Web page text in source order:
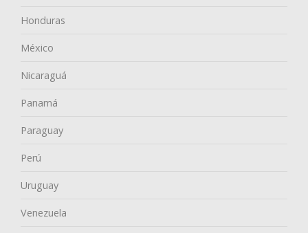
Honduras
México
Nicaraguá
Panamá
Paraguay
Perú
Uruguay
Venezuela